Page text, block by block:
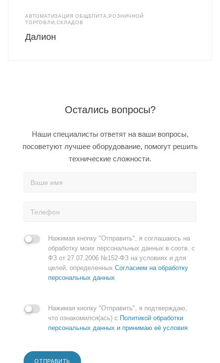
АВТОМАТИЗАЦИЯ ОБЩЕПИТА,РОЗНИЧНОЙ
ТОРГОВЛИ,СКЛАДОВ
Далион
Остались вопросы?
Наши специалисты ответят на ваши вопросы,
посоветуют лучшее оборудование, помогут решить
технические сложности.
Нажимая кнопку "Отправить", я соглашаюсь на
обработку моих персональных данных в соотв. с
ФЗ от 27.07.2006 №152-ФЗ на условиях и для
целей, определенных Согласием на обработку
персональных данных
Нажимая кнопку "Отправить", я подтверждаю,
что ознакомился(ась) с Политикой обработки
персональных данных и принимаю её условия
ОТПРАВИТЬ